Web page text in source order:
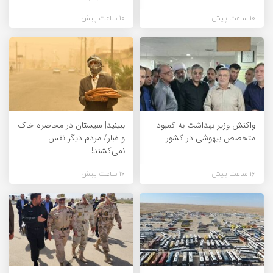
10 ساعت پیش 10 ساعت پیش
واکنش وزیر بهداشت به کمبود
متخصص بیهوشی‌ در کشور
16 ساعت پیش
ببینید| سیستان در ‌محاصره خاک
و غبار/ مردم دیگر نفس
نمی‌کشند!
16 ساعت پیش